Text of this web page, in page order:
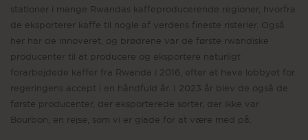
stationer i mange Rwandas kaffeproducerende regioner, hvorfra
de eksporterer kaffe til nogle af verdens fineste risterier. Også
her har de innoveret, og brødrene var de første rwandiske
producenter til at producere og eksportere naturligt
forarbejdede kaffer fra Rwanda i 2016, efter at have lobbyet for
regeringens accept i en håndfuld år. I 2023 år blev de også de
første producenter, der eksporterede sorter, der ikke var
Bourbon, en rejse, som vi er glade for at være med på.